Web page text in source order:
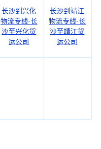
长沙到兴化
物流专线-长
沙至兴化货
运公司
长沙到靖江
物流专线-长
沙至靖江货
运公司